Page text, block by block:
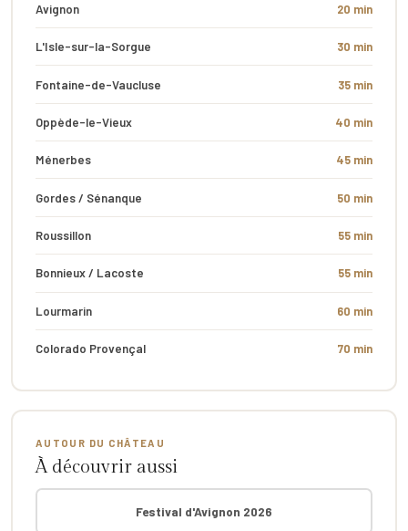
Avignon 20 min
L'Isle-sur-la-Sorgue 30 min
Fontaine-de-Vaucluse 35 min
Oppède-le-Vieux 40 min
Ménerbes 45 min
Gordes / Sénanque 50 min
Roussillon 55 min
Bonnieux / Lacoste 55 min
Lourmarin 60 min
Colorado Provençal 70 min
AUTOUR DU CHÂTEAU
À découvrir aussi
Festival d'Avignon 2026